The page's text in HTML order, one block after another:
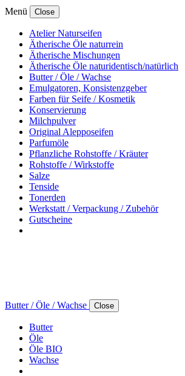
Menü Close
Atelier Naturseifen
Ätherische Öle naturrein
Ätherische Mischungen
Ätherische Öle naturidentisch/natürlich
Butter / Öle / Wachse
Emulgatoren, Konsistenzgeber
Farben für Seife / Kosmetik
Konservierung
Milchpulver
Original Alepposeifen
Parfumöle
Pflanzliche Rohstoffe / Kräuter
Rohstoffe / Wirkstoffe
Salze
Tenside
Tonerden
Werkstatt / Verpackung / Zubehör
Gutscheine
Butter / Öle / Wachse Close
Butter
Öle
Öle BIO
Wachse